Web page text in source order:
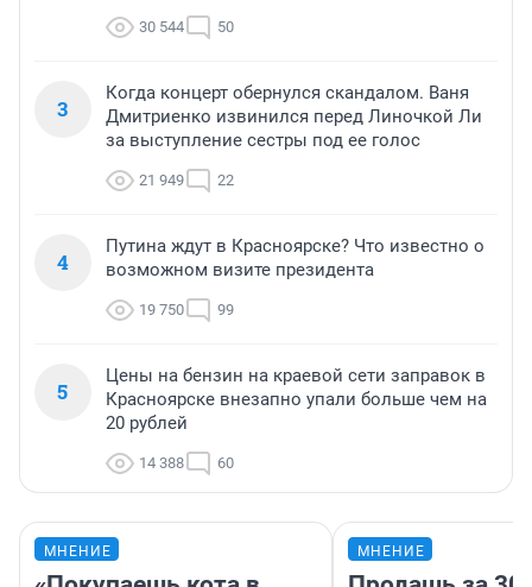
30 544 50
3
Когда концерт обернулся скандалом. Ваня
Дмитриенко извинился перед Линочкой Ли
за выступление сестры под ее голос
21 949 22
4
Путина ждут в Красноярске? Что известно о
возможном визите президента
19 750 99
5
Цены на бензин на краевой сети заправок в
Красноярске внезапно упали больше чем на
20 рублей
14 388 60
МНЕНИЕ МНЕНИЕ